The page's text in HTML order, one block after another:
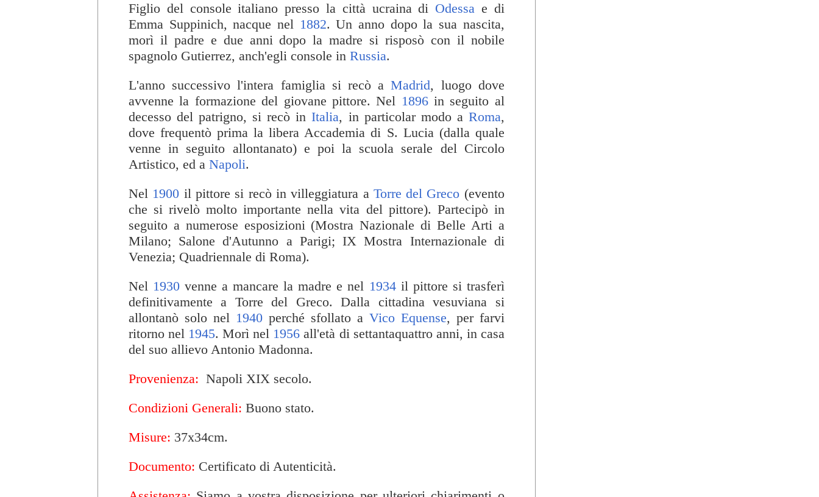
Figlio del console italiano presso la città ucraina di Odessa e di
Emma Suppinich, nacque nel 1882. Un anno dopo la sua nascita,
morì il padre e due anni dopo la madre si risposò con il nobile
spagnolo Gutierrez, anch'egli console in Russia.
L'anno successivo l'intera famiglia si recò aMadrid, luogo dove
avvenne la formazione del giovane pittore. Nel 1896in seguito al
decesso del patrigno, si recò inItalia, in particolar modo a Roma,
dove frequentò prima la libera Accademia di S. Lucia (dalla quale
venne in seguito allontanato) e poi la scuola serale del Circolo
Artistico, ed a Napoli.
Nel 1900 il pittore si recò in villeggiatura a Torre del Greco (evento
che si rivelò molto importante nella vita del pittore). Partecipò in
seguito a numerose esposizioni (Mostra Nazionale di Belle Arti a
Milano; Salone d'Autunno a Parigi; IX Mostra Internazionale di
Venezia; Quadriennale di Roma).
Nel 1930 venne a mancare la madre e nel 1934il pittore si trasferì
definitivamente a Torre del Greco. Dalla cittadina vesuviana si
allontanò solo nel 1940perché sfollato a Vico Equense, per farvi
ritorno nel 1945. Morì nel 1956 all'età di settantaquattro anni, in casa
del suo allievo Antonio Madonna.
Provenienza: Napoli XIX secolo.
Condizioni Generali: Buono stato.
Misure: 37x34cm.
Documento: Certificato di Autenticità.